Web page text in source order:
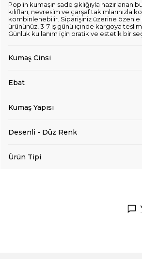
Poplin kumaşın sade şıklığıyla hazırlanan
kılıfları, nevresim ve çarşaf takımlarınızla
kombinlenebilir. Siparişiniz üzerine özenle
ürününüz, 3-7 iş günü içinde kargoya
Günlük kullanım için pratik ve estetik bir
Kumaş Cinsi
Ebat
Kumaş Yapısı
Desenli - Düz Renk
Ürün Tipi